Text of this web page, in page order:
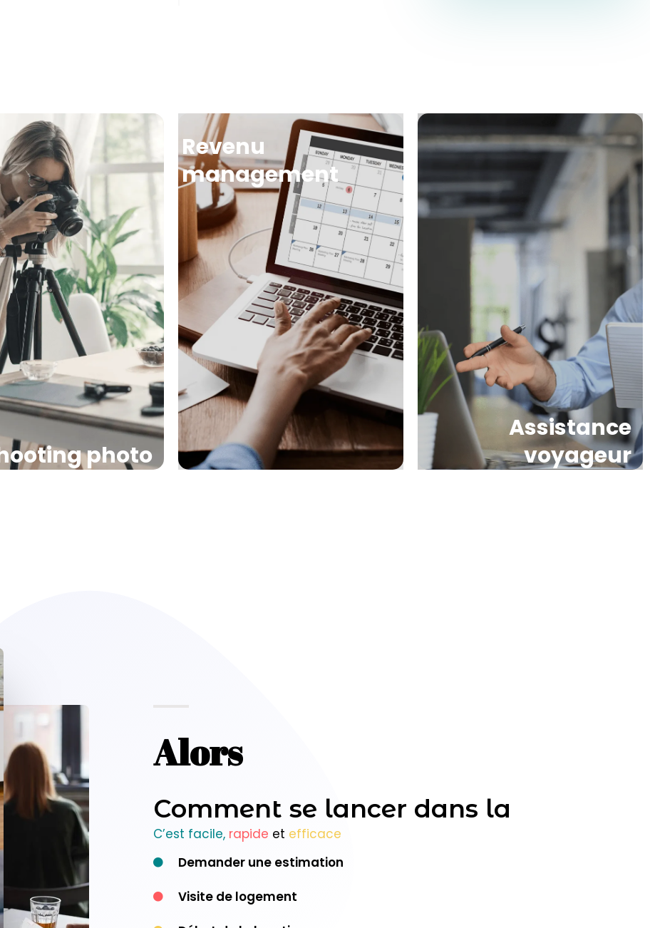
de votre logement est
un agent de surface
également du
maison et un kit de
bienvenue.
photo
Revenu
management
Vos revenus passifs seront
optimisés et vous atteindrez vos
Nous adaptons les prix à la nuitée
en fonction de la saisonnalité et
l’état du marché.
Assistance
voyageur
Notre équipe reste à disposition
autant des propriétaires que des
voyageurs pour les aider.
En cas de soucis, nous pourrons
intervenir afin de trouver une
solution rapide et efficace.
Alors
Comment se lancer dans la
C’est facile, rapide et efficace
Demander une estimation
Visite de logement